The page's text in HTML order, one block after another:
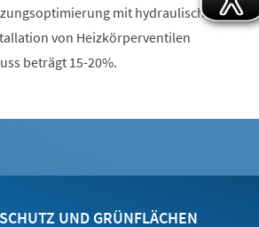
mit hydraulischem
von Heizkörperventilen
beträgt 15-20%.
UND GRÜNFLÄCHEN